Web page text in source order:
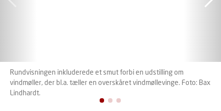
Rundvisningen inkluderede et smut forbi en udstilling om
vindmøller, der bl.a. tæller en overskåret vindmøllevinge. Foto: Bax
Lindhardt.